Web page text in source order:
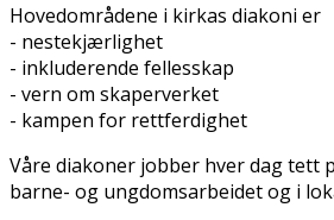
Hovedområdene i kirkas diakoni er
- nestekjærlighet
- inkluderende fellesskap
- vern om skaperverket
- kampen for rettferdighet
Våre diakoner jobber hver dag tett
barne- og ungdomsarbeidet og i